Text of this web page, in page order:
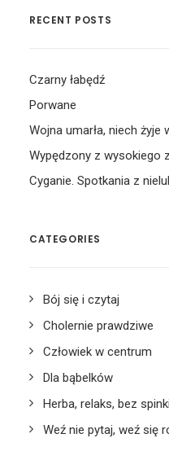
RECENT POSTS
Czarny łabędź
Porwane
Wojna umarła, niech żyje
Wypędzony z wysokiego
Cyganie. Spotkania z
CATEGORIES
Bój się i czytaj
Cholernie prawdziwe
Człowiek w centrum
Dla bąbelków
Herba, relaks, bez spinki
Weź nie pytaj, weź się